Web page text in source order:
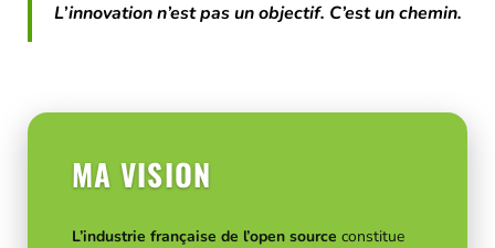
L’innovation n’est pas un objectif. C’est un chemin.
MA VISION
L’industrie française de l’open source constitue